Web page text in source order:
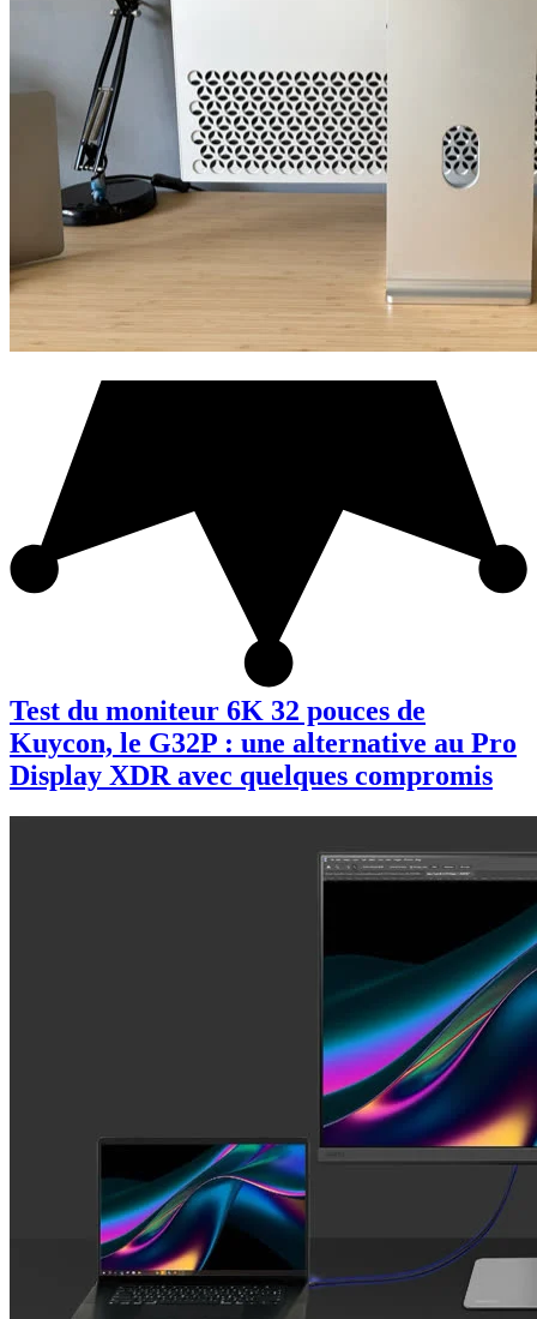
Test du moniteur 6K 32 pouces de
Kuycon, le G32P : une alternative au Pro
Display XDR avec quelques compromis